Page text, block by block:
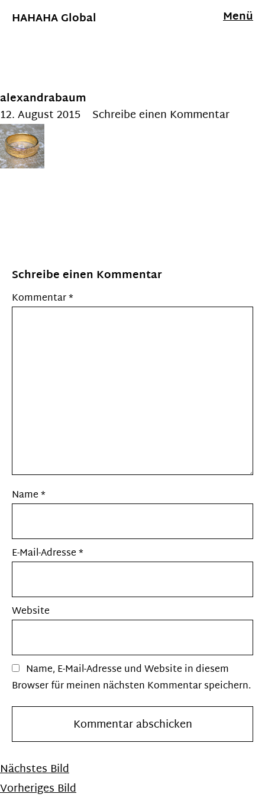
HAHAHA Global Menü
alexandrabaum
12. August 2015
Schreibe einen Kommentar
Schreibe einen Kommentar
Kommentar*
Name*
E-Mail-Adresse*
Website
Name, E-Mail-Adresse und Website in diesem
Browser für meinen nächsten Kommentar speichern.
Nächstes Bild
Vorheriges Bild